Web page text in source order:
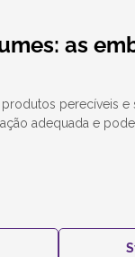
as
perecíveis
adequada e